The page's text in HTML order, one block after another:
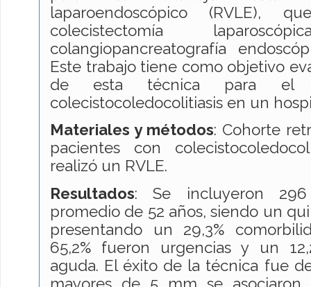
laparoendoscópico (RVLE),
colecistectomía
colangiopancreatografía
Este trabajo tiene como objetivo
de esta técnica para el
colecistocoledocolitiasis en un
Materiales y métodos: Cohorte
pacientes con
realizó un RVLE.
Resultados: Se incluyeron
promedio de 52 años, siendo un
presentando un 29,3%
65,2% fueron urgencias y un
aguda. El éxito de la técnica fue
mayores de 5 mm se